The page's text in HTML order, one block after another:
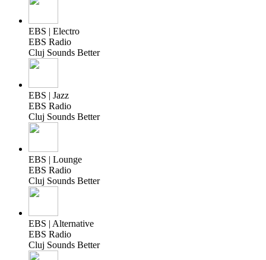
EBS | Electro
EBS Radio
Cluj Sounds Better
EBS | Jazz
EBS Radio
Cluj Sounds Better
EBS | Lounge
EBS Radio
Cluj Sounds Better
EBS | Alternative
EBS Radio
Cluj Sounds Better